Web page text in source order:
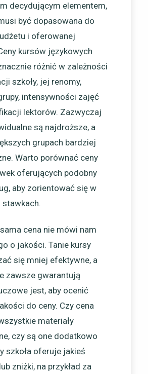
decydującym elementem,
być dopasowana do
i oferowanej
kursów językowych
różnić w zależności
szkoły, jej renomy,
intensywności zajęć
lektorów. Zazwyczaj
są najdroższe, a
grupach bardziej
Warto porównać ceny
oferujących podobny
aby zorientować się w
stawkach.
cena nie mówi nam
o jakości. Tanie kursy
się mniej efektywne, a
zawsze gwarantują
jest, aby ocenić
do ceny. Czy cena
materiały
czy są one dodatkowo
szkoła oferuje jakieś
zniżki, na przykład za